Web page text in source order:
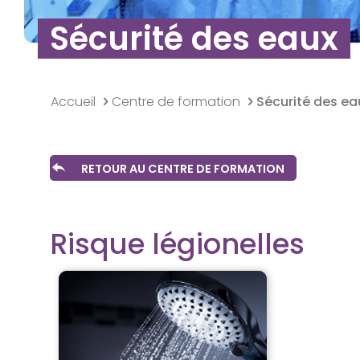
Sécurité des eaux
Accueil Centre de formation Sécurité des
RETOUR AU CENTRE DE FORMATION
Risque légionelles